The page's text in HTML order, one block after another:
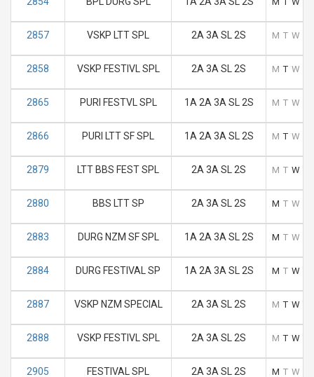
2857 VSKP LTT SPL 2A 3A SL 2S M T W
2858 VSKP FESTIVL SPL 2A 3A SL 2S M T W
2865 PURI FESTVL SPL 1A 2A 3A SL 2S M T W
2866 PURI LTT SF SPL 1A 2A 3A SL 2S M T W
2879 LTT BBS FEST SPL 2A 3A SL 2S M T W
2880 BBS LTT SP 2A 3A SL 2S M T W
2883 DURG NZM SF SPL 1A 2A 3A SL 2S M T W
2884 DURG FESTIVAL SP 1A 2A 3A SL 2S M T W
2887 VSKP NZM SPECIAL 2A 3A SL 2S M T W
2888 VSKP FESTIVL SPL 2A 3A SL 2S M T W
2905 FESTIVAL SPL 2A 3A SL 2S M T W